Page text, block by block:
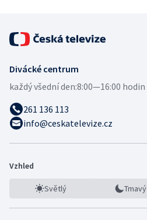
Divácké centrum
každý všední den:8:00—16:00 hodin
261 136 113
info@ceskatelevize.cz
Vzhled
Světlý Tmavý